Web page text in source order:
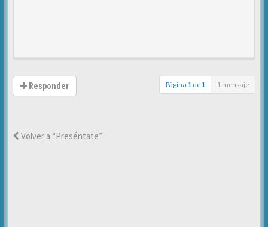
Responder Página 1 de 1 1 mensaje
Volver a “Preséntate”